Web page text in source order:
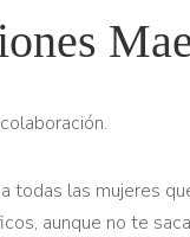
todas las mujeres
aunque no te